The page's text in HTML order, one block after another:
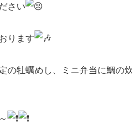
さい
ります
の牡蠣めし、ミニ弁当に鯛の